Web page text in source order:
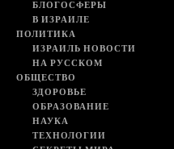
БЛОГОСФЕРЫ
В ИЗРАИЛЕ
ПОЛИТИКА
ИЗРАИЛЬ НОВОСТИ
НА РУССКОМ
ОБЩЕСТВО
ЗДОРОВЬЕ
ОБРАЗОВАНИЕ
НАУКА
ТЕХНОЛОГИИ